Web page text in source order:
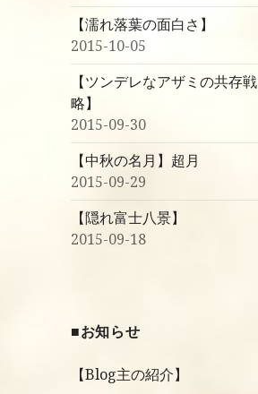
【濡れ落葉の面白さ】
2015-10-05
【ツンデレなアザミの共存戦
略】
2015-09-30
【中秋の名月】超月
2015-09-29
【隠れ富士八景】
2015-09-18
■お知らせ
【Blog主の紹介】